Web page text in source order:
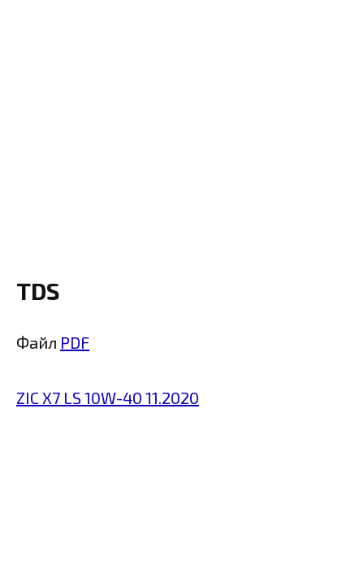
TDS
Файл PDF
ZIC X7 LS 10W-40 11.2020